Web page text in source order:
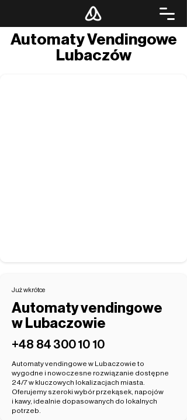
Automaty Vendingowe
Lubaczów
Już wkrótce
Automaty vendingowe
w Lubaczowie
‭+48 84 300 10 10‬
Automaty vendingowe w Lubaczowie to
wygodne i nowoczesne rozwiązanie dostępne
24/7 w kluczowych lokalizacjach miasta.
Oferujemy szeroki wybór przekąsek, napojów
i kawy, idealnie dopasowanych do lokalnych
potrzeb.